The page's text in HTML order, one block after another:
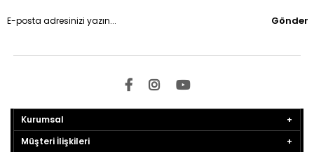
Gönder
Kurumsal
Müşteri İlişkileri